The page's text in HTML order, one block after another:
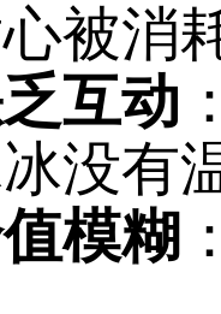
被消
互动
没有
模糊